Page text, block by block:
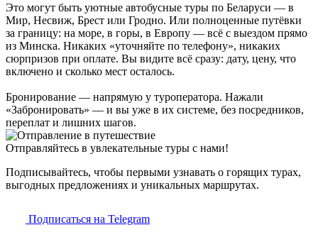
Это могут быть уютные автобусные туры по Беларуси — в
Мир, Несвиж, Брест или Гродно. Или полноценные путёвки
за границу: на море, в горы, в Европу — всё с выездом прямо
из Минска. Никаких «уточняйте по телефону», никаких
сюрпризов при оплате. Вы видите всё сразу: дату, цену, что
включено и сколько мест осталось.
Бронирование — напрямую у туроператора. Нажали
«Забронировать» — и вы уже в их системе, без посредников,
переплат и лишних шагов.
Отправляйтесь в увлекательные туры с нами!
Подписывайтесь, чтобы первыми узнавать о горящих турах,
выгодных предложениях и уникальных маршрутах.
Подписаться на Telegram